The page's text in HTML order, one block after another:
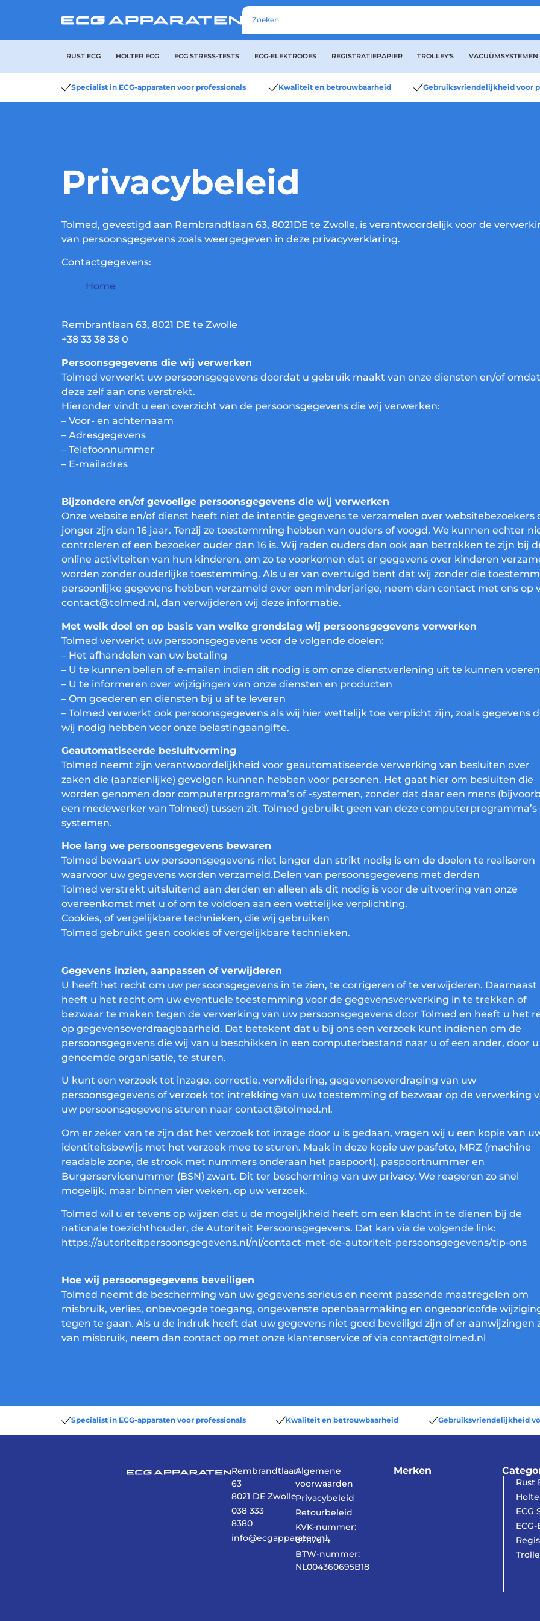
RUST ECG HOLTER ECG ECG STRESS-TESTS ECG-ELEKTRODES REGISTRATIEPAPIER TROLLEY'S VACUÜMSYSTEMEN
Specialist in ECG-apparaten voor professionals Kwaliteit en betrouwbaarheid Gebruiksvriendelijkheid voor
Privacybeleid
Tolmed, gevestigd aan Rembrandtlaan 63, 8021DE te Zwolle, is verantwoordelijk voor de
van persoonsgegevens zoals weergegeven in deze privacyverklaring.
Contactgegevens:
Home
Rembrantlaan 63, 8021 DE te Zwolle
+38 33 38 38 0
Persoonsgegevens die wij verwerken
Tolmed verwerkt uw persoonsgegevens doordat u gebruik maakt van onze diensten en/of
deze zelf aan ons verstrekt.
Hieronder vindt u een overzicht van de persoonsgegevens die wij verwerken:
– Voor- en achternaam
– Adresgegevens
– Telefoonnummer
– E-mailadres
Bijzondere en/of gevoelige persoonsgegevens die wij verwerken
Onze website en/of dienst heeft niet de intentie gegevens te verzamelen over websitebezoekers
jonger zijn dan 16 jaar. Tenzij ze toestemming hebben van ouders of voogd. We kunnen echter
controleren of een bezoeker ouder dan 16 is. Wij raden ouders dan ook aan betrokken te zijn bij
online activiteiten van hun kinderen, om zo te voorkomen dat er gegevens over kinderen
worden zonder ouderlijke toestemming. Als u er van overtuigd bent dat wij zonder die
persoonlijke gegevens hebben verzameld over een minderjarige, neem dan contact met ons op
contact@tolmed.nl, dan verwijderen wij deze informatie.
Met welk doel en op basis van welke grondslag wij persoonsgegevens verwerken
Tolmed verwerkt uw persoonsgegevens voor de volgende doelen:
– Het afhandelen van uw betaling
– U te kunnen bellen of e-mailen indien dit nodig is om onze dienstverlening uit te kunnen voeren
– U te informeren over wijzigingen van onze diensten en producten
– Om goederen en diensten bij u af te leveren
– Tolmed verwerkt ook persoonsgegevens als wij hier wettelijk toe verplicht zijn, zoals gegevens
wij nodig hebben voor onze belastingaangifte.
Geautomatiseerde besluitvorming
Tolmed neemt zijn verantwoordelijkheid voor geautomatiseerde verwerking van besluiten over
zaken die (aanzienlijke) gevolgen kunnen hebben voor personen. Het gaat hier om besluiten die
worden genomen door computerprogramma’s of -systemen, zonder dat daar een mens
een medewerker van Tolmed) tussen zit. Tolmed gebruikt geen van deze computerprogramma’s
systemen.
Hoe lang we persoonsgegevens bewaren
Tolmed bewaart uw persoonsgegevens niet langer dan strikt nodig is om de doelen te realiseren
waarvoor uw gegevens worden verzameld.Delen van persoonsgegevens met derden
Tolmed verstrekt uitsluitend aan derden en alleen als dit nodig is voor de uitvoering van onze
overeenkomst met u of om te voldoen aan een wettelijke verplichting.
Cookies, of vergelijkbare technieken, die wij gebruiken
Tolmed gebruikt geen cookies of vergelijkbare technieken.
Gegevens inzien, aanpassen of verwijderen
U heeft het recht om uw persoonsgegevens in te zien, te corrigeren of te verwijderen. Daarnaast
heeft u het recht om uw eventuele toestemming voor de gegevensverwerking in te trekken of
bezwaar te maken tegen de verwerking van uw persoonsgegevens door Tolmed en heeft u het
op gegevensoverdraagbaarheid. Dat betekent dat u bij ons een verzoek kunt indienen om de
persoonsgegevens die wij van u beschikken in een computerbestand naar u of een ander, door u
genoemde organisatie, te sturen.
U kunt een verzoek tot inzage, correctie, verwijdering, gegevensoverdraging van uw
persoonsgegevens of verzoek tot intrekking van uw toestemming of bezwaar op de verwerking
uw persoonsgegevens sturen naar contact@tolmed.nl.
Om er zeker van te zijn dat het verzoek tot inzage door u is gedaan, vragen wij u een kopie van
identiteitsbewijs met het verzoek mee te sturen. Maak in deze kopie uw pasfoto, MRZ (machine
readable zone, de strook met nummers onderaan het paspoort), paspoortnummer en
Burgerservicenummer (BSN) zwart. Dit ter bescherming van uw privacy. We reageren zo snel
mogelijk, maar binnen vier weken, op uw verzoek.
Tolmed wil u er tevens op wijzen dat u de mogelijkheid heeft om een klacht in te dienen bij de
nationale toezichthouder, de Autoriteit Persoonsgegevens. Dat kan via de volgende link:
https://autoriteitpersoonsgegevens.nl/nl/contact-met-de-autoriteit-persoonsgegevens/tip-ons
Hoe wij persoonsgegevens beveiligen
Tolmed neemt de bescherming van uw gegevens serieus en neemt passende maatregelen om
misbruik, verlies, onbevoegde toegang, ongewenste openbaarmaking en ongeoorloofde
tegen te gaan. Als u de indruk heeft dat uw gegevens niet goed beveiligd zijn of er aanwijzingen
van misbruik, neem dan contact op met onze klantenservice of via contact@tolmed.nl
Specialist in ECG-apparaten voor professionals Kwaliteit en betrouwbaarheid Gebruiksvriendelijkheid
Rembrandtlaan
63
8021 DE Zwolle
038 333
8380
info@ecgapparaten.nl
Algemene
voorwaarden
Privacybeleid
Retourbeleid
KVK-nummer:
87117614
BTW-nummer:
NL004360695B18
Merken
Rust
ECG